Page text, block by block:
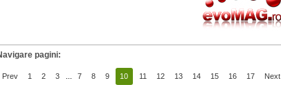
pagini:
Prev 1 2 3 7 8 9 10 11 12 13 14 15 16 17 Next